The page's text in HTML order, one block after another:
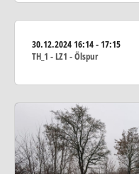
30.12.202416:14 - 17:15
TH_1 - LZ1 - Ölspur